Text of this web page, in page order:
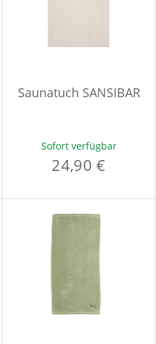
Saunatuch SANSIBAR
Sofort verfügbar
24,90 €